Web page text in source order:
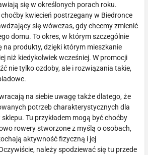
się w określonych porach roku.
choćby kwiecień postrzegany w Biedronce
się wówczas, gdy chcemy zmienić
domu. To okres, w którym szczególnie
na produkty, dzięki którym mieszkanie
niż kiedykolwiek wcześniej. W promocji
nie tylko ozdoby, ale i rozwiązania takie,
na siebie uwagę także dlatego, że
potrzeb charakterystycznych dla
Tu przykładem mogą być choćby
rowery stworzone z myślą o osobach,
aktywność fizyczną i jej
należy spodziewać się tu przede